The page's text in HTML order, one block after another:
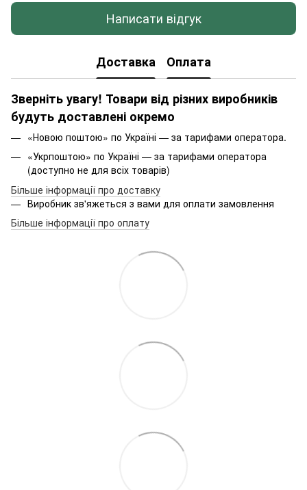
Написати відгук
Доставка Оплата
Зверніть увагу! Товари від різних виробників
будуть доставлені окремо
«Новою поштою» по Україні — за тарифами оператора.
«Укрпоштою» по Україні — за тарифами оператора
(доступно не для всіх товарів)
Більше інформації про доставку
Виробник зв'яжеться з вами для оплати замовлення
Більше інформації про оплату